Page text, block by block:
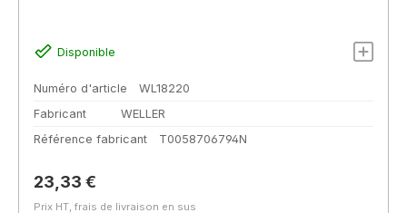
Disponible
Numéro d'article
WL18220
Fabricant
WELLER
Référence fabricant
T0058706794N
Prix régulier :
23,33 €
Prix HT, frais de livraison en sus